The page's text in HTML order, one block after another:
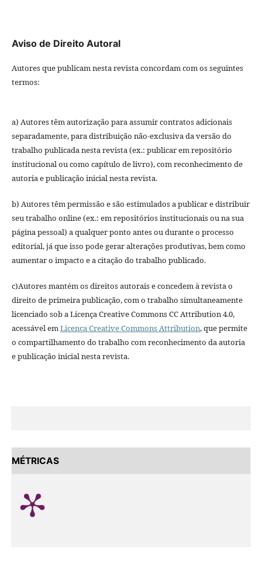
Aviso de Direito Autoral
Autores que publicam nesta revista concordam com os seguintes
termos:
a) Autores têm autorização para assumir contratos adicionais
separadamente, para distribuição não-exclusiva da versão do
trabalho publicada nesta revista (ex.: publicar em repositório
institucional ou como capítulo de livro), com reconhecimento de
autoria e publicação inicial nesta revista.
b) Autores têm permissão e são estimulados a publicar e distribuir
seu trabalho online (ex.: em repositórios institucionais ou na sua
página pessoal) a qualquer ponto antes ou durante o processo
editorial, já que isso pode gerar alterações produtivas, bem como
aumentar o impacto e a citação do trabalho publicado.
c)Autores mantém os direitos autorais e concedem à revista o
direito de primeira publicação, com o trabalho simultaneamente
licenciado sob a Licença Creative Commons CC Attribution 4.0,
acessável emLicença Creative Commons Attribution, que permite
o compartilhamento do trabalho com reconhecimento da autoria
e publicação inicial nesta revista.
MÉTRICAS